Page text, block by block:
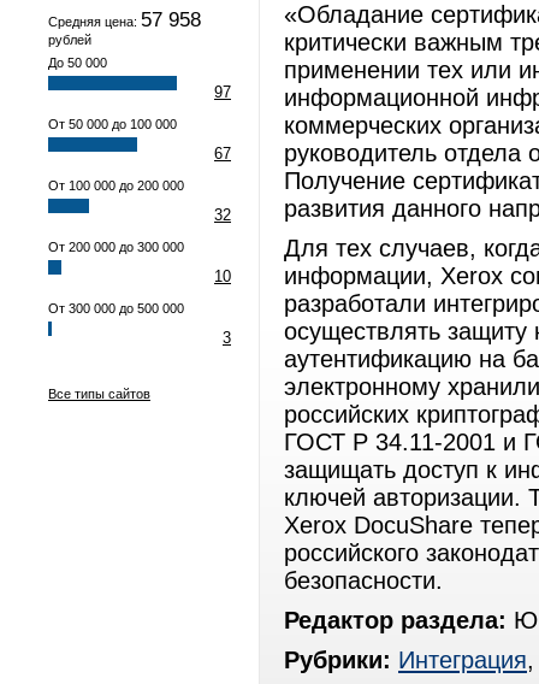
Средняя цена: 57 958
рублей
До 50 000
97
От 50 000 до 100 000
67
От 100 000 до 200 000
32
От 200 000 до 300 000
10
От 300 000 до 500 000
3
Все типы сайтов
«Обладание
критически важным
применении тех или
информационной
коммерческих
руководитель отдела
Получение
развития данного
Для тех случаев,
информации, Xerox
разработали
осуществлять защиту
аутентификацию на
электронному
российских
ГОСТ Р 34.11-2001 и
защищать доступ к
ключей авторизации.
Xerox DocuShare
российского
безопасности.
Редактор раздела:
Рубрики: Интеграция